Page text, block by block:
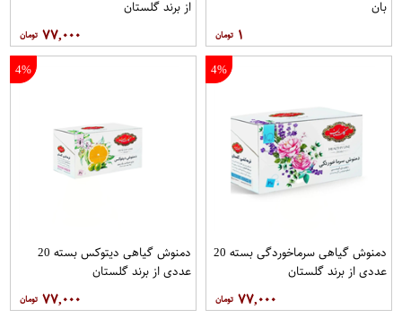
بان
۱
از برند گلستان
۷۷,۰۰۰
4%
دمنوش گیاهی سرماخوردگی بسته 20
عددی از برند گلستان
۷۷,۰۰۰
4%
دمنوش گیاهی دیتوکس بسته 20
عددی از برند گلستان
۷۷,۰۰۰